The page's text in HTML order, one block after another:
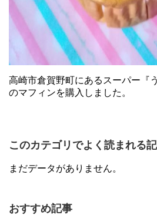
高崎市倉賀野町にあるスーパー『
のマフィンを購入しました。
このカテゴリでよく読まれる
まだデータがありません。
おすすめ記事